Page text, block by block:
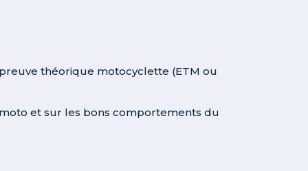
théorique motocyclette (ETM ou
et sur les bons comportements du